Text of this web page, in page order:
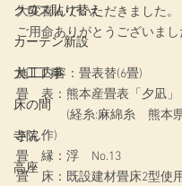
クロス貼り替え
カーテン新設
大工工事
床の間
寺院
高座
大変喜んでいただきました。
ご用命ありがとうございまし
施工内容： 畳表替(6畳)
畳　表：熊本産畳表「夕凪」
(経糸:麻綿糸　熊本県
さん作)
畳　縁：浮　No.13
畳　床：既設建材畳床2型使